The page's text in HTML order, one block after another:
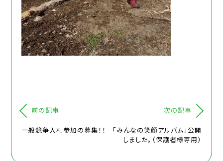
前の記事
一般競争入札参加の募集！！
次の記事
「みんなの笑顔アルバム」公開
しました。（保護者様専用）